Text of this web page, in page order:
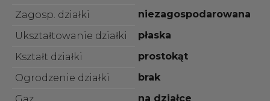
Zagosp. działki
niezagospodarowana
Ukształtowanie działki
płaska
Kształt działki
prostokąt
Ogrodzenie działki
brak
na działce